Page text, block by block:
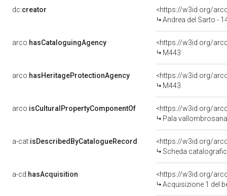
dc:creator
<https://w3id.org/
Andrea del Sarto -
arco:hasCataloguingAgency
<https://w3id.org/
M443
arco:hasHeritageProtectionAgency
<https://w3id.org/
M443
arco:isCulturalPropertyComponentOf
<https://w3id.org/
Pala vallombrosana,
a-cat:isDescribedByCatalogueRecord
<https://w3id.org/
Scheda
a-cd:hasAcquisition
<https://w3id.org/
Acquisizione 1 del